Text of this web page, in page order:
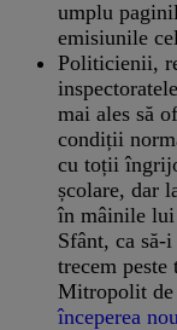
umplu
emisiunile
Politicienii,
mai ales să
condiții
cu toții
școlare, dar
în mâinile lui
Sfânt, ca să-
trecem
Mitropolit de
începerea